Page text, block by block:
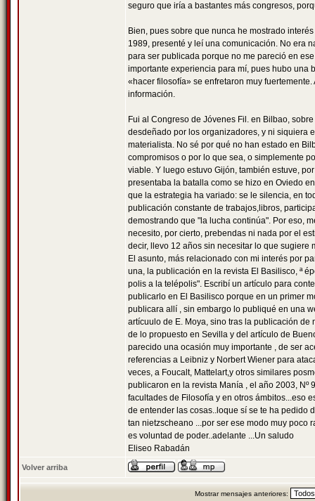
seguro que iría a bastantes más congresos,
Bien, pues sobre que nunca he mostrado
1989, presenté y leí una comunicación. No era
para ser publicada porque no me pareció en
importante experiencia para mí, pues hubo una
«hacer filosofía» se enfretaron muy
información.
Fui al Congreso de Jóvenes Fil. en Bilbao,
desdeñado por los organizadores, y ni siquiera
materialista. No sé por qué no han estado en
compromisos o por lo que sea, o simplemente
viable. Y luego estuvo Gijón, también estuve,
presentaba la batalla como se hizo en Oviedo
que la estrategia ha variado: se le silencia, en
publicación constante de trabajos,libros,
demostrando que "la lucha continúa". Por eso,
necesito, por cierto, prebendas ni nada por el
decir, llevo 12 años sin necesitar lo que sugiere
El asunto, más relacionado con mi interés por
una, la publicación en la revista El Basilisco, ª
polis a la telépolis". Escribí un artículo para
publicarlo en El Basilisco porque en un primer
publicara allí , sin embargo lo publiqué en una
artícuulo de E. Moya, sino tras la publicación
de lo propuesto en Sevilla y del artículo de
parecido una ocasión muy importante , de ser
referencias a Leibniz y Norbert Wiener para
veces, a Foucalt, Mattelart,y otros similares
publicaron en la revista Manía , el año 2003,
facultades de Filosofía y en otros ámbitos...eso
de entender las cosas..loque sí se te ha pedido
tan nietzscheano ...por ser ese modo muy poco
es voluntad de poder..adelante ...Un saludo
Eliseo Rabadán
Volver arriba
Mostrar mensajes anteriores: